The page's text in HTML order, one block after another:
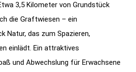
3,5 Kilometer von Grundstück
die Graftwiesen – ein
Natur, das zum Spazieren,
einlädt. Ein attraktives
und Abwechslung für Erwachsene